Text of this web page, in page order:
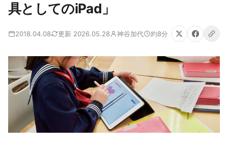
具としてのiPad」
2018.04.08 更新 2026.05.28 神谷加代 約8分